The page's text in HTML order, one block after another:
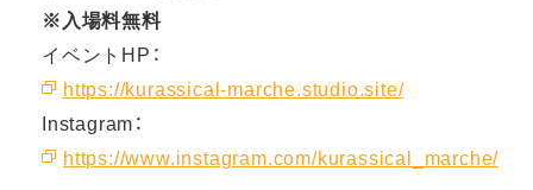
※入場料無料
イベントHP：
https://kurassical-marche.studio.site/
Instagram：
https://www.instagram.com/kurassical_marche/